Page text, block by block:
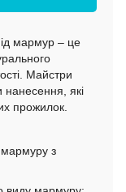
мармур – це
Майстри
нанесення, які
прожилок.
мармуру з